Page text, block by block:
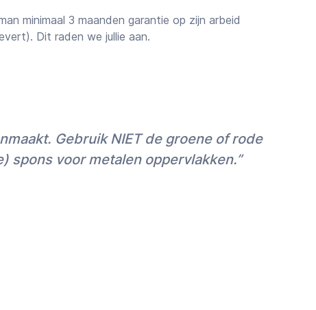
minimaal 3 maanden garantie op zijn arbeid
Dit raden we jullie aan.
voor grotere klussen een korting (vaak 10-
en nazorg
schoonmaker voor je hebben
afspraak (kosteloos) bevestigen,
informatie delen om te zorgen dat je
Gebruik NIET de groene of rode
spons voor metalen oppervlakken.”